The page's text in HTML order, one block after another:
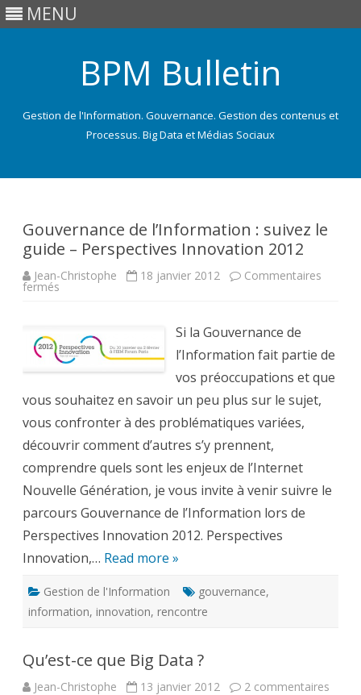
MENU
BPM Bulletin
Gestion de l'Information. Gouvernance. Gestion des contenus et
Processus. Big Data et Médias Sociaux
Gouvernance de l’Information : suivez le
guide – Perspectives Innovation 2012
Jean-Christophe 18 janvier 2012 Commentaires
fermés
suivez
le
guide
–
Innovation
2012
Si la Gouvernance de
l’Information fait partie de
vos préoccupations et que
vous souhaitez en savoir un peu plus sur le sujet,
vous confronter à des problématiques variées,
découvrir comment d’autres s’y prennent,
comprendre quels sont les enjeux de l’Internet
Nouvelle Génération, je vous invite à venir suivre le
parcours Gouvernance de l’Information lors de
Perspectives Innovation 2012. Perspectives
Innovation,… Read more »
Gestion de l'Information gouvernance,
information, innovation, rencontre
Qu’est-ce que Big Data ?
Jean-Christophe 13 janvier 2012 2 commentaires